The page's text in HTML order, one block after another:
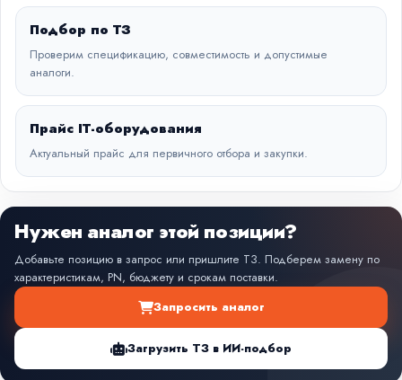
Подбор по ТЗ
Проверим спецификацию, совместимость и допустимые
аналоги.
Прайс IT-оборудования
Актуальный прайс для первичного отбора и закупки.
Нужен аналог этой позиции?
Добавьте позицию в запрос или пришлите ТЗ. Подберем замену по
характеристикам, PN, бюджету и срокам поставки.
Запросить аналог
Загрузить ТЗ в ИИ-подбор